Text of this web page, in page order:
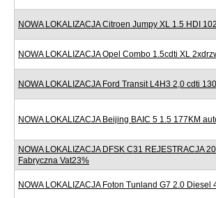
NOWA LOKALIZACJA Citroen Jumpy XL 1.5 HDI
NOWA LOKALIZACJA Opel Combo 1.5cdti XL
NOWA LOKALIZACJA Ford Transit L4H3 2,0 cdti
NOWA LOKALIZACJA Beijing BAIC 5 1.5 177KM
NOWA LOKALIZACJA DFSK C31 REJESTRACJA
Fabryczna Vat23%
NOWA LOKALIZACJA Foton Tunland G7 2.0